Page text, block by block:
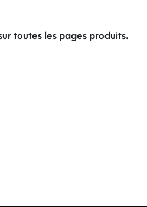
toutes les pages produits.